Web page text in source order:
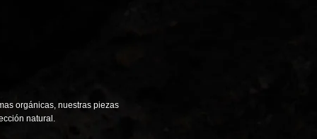
orgánicas, nuestras piezas
natural.